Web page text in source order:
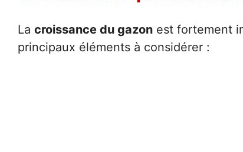
La croissance du gazon est fortement
principaux éléments à considérer :